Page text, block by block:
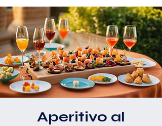
Aperitivo al